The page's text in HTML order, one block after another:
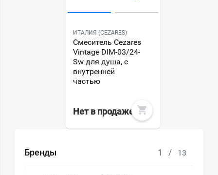
ИТАЛИЯ (CEZARES)
Смеситель Cezares
Vintage DIM-03/24-
Sw для душа, с
внутренней
частью
Нет в продаже
Бренды 1 / 13